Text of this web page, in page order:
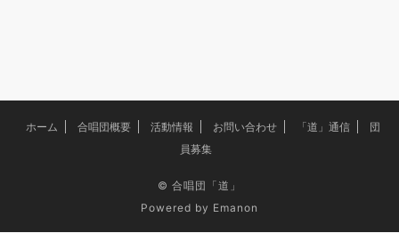
ホーム 合唱団概要 活動情報 お問い合わせ 「道」通信
団
員募集
© 合唱団「道」
Powered by Emanon